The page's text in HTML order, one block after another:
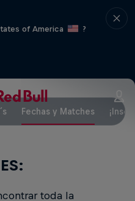
of America
?
Fechas y Matches
toda la